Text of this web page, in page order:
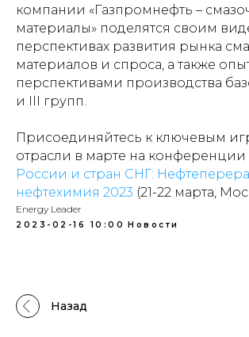
компании «Газпромнефть –
материалы» поделятся своим
перспективах развития рынка
материалов и спроса, а также
перспективами производства
и III групп.
Присоединяйтесь к ключевым
отрасли в марте на конференции
России и стран СНГ:
нефтехимия 2023 (21-22 марта,
Energy Leader
2023-02-16 10:00 Новости
Назад